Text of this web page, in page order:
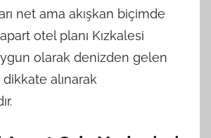
net ama akışkan biçimde
otel planı Kızkalesi
olarak denizden gelen
alınarak